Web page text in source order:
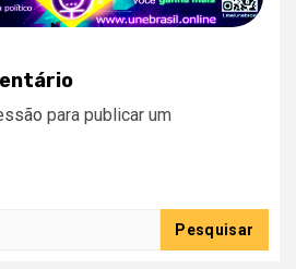
para publicar um